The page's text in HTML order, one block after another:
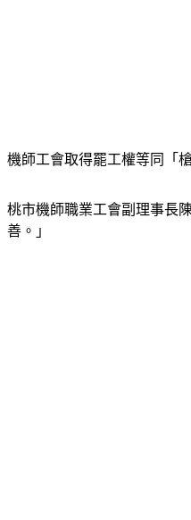
機師工會取得罷工權等同「
桃市機師職業工會副理事長
善。」